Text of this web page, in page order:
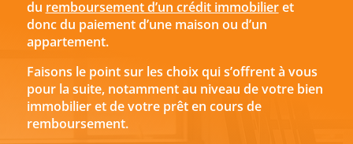
du remboursement d’un crédit immobilieret
donc du paiement d’une maison ou d’un
appartement.
Faisons le point sur les choix qui s’offrent à vous
pour la suite, notamment au niveau de votre bien
immobilier et de votre prêt en cours de
remboursement.